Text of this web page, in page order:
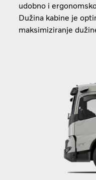
udobno i
Dužina kabine je
maksimiziranje